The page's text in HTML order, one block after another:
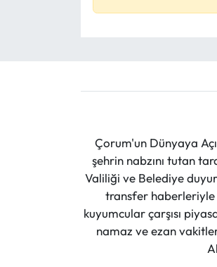
Çorum'un Dünyaya
şehrin nabzını tutan
Valiliği ve Belediye
transfer haberleriyle
kuyumcular çarşısı
namaz ve ezan